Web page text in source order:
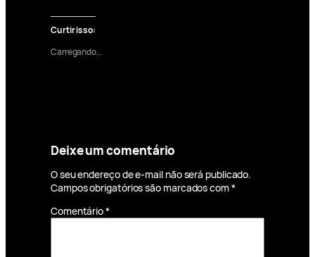
Curtir isso:
Carregando…
Deixe um comentário
O seu endereço de e-mail não será publicado.
Campos obrigatórios são marcados com*
Comentário*